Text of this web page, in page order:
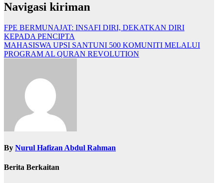
Navigasi kiriman
FPE BERMUNAJAT: INSAFI DIRI, DEKATKAN DIRI
KEPADA PENCIPTA
MAHASISWA UPSI SANTUNI 500 KOMUNITI MELALUI
PROGRAM AL QURAN REVOLUTION
By Nurul Hafizan Abdul Rahman
Berita Berkaitan